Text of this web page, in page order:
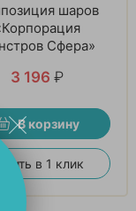
шаров
Сфера»
3 196 ₽
В корзину
в 1 клик